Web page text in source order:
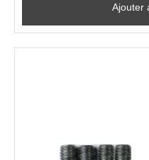
Ajouter